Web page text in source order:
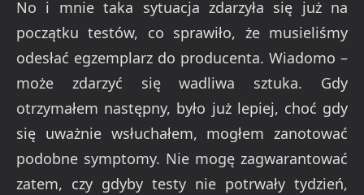
No i mnie taka sytuacja zdarzyła się już na
początku testów, co sprawiło, że musieliśmy
odesłać egzemplarz do producenta. Wiadomo –
może zdarzyć się wadliwa sztuka. Gdy
otrzymałem następny, było już lepiej, choć gdy
się uważnie wsłuchałem, mogłem zanotować
podobne symptomy. Nie mogę zagwarantować
zatem, czy gdyby testy nie potrwały tydzień,